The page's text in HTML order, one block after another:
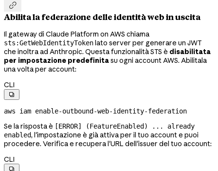

Abilita la federazione delle identità web in uscita
Il gateway di Claude Platform on AWS chiama
sts:GetWebIdentityToken lato server per generare un JWT
che inoltra ad Anthropic. Questa funzionalità STS è disabilitata
per impostazione predefinitasu ogni account AWS. Abilitala
una volta per account:
CLI

aws iam enable-outbound-web-identity-federation
Se la risposta è [ERROR] (FeatureEnabled) ... already
enabled, l'impostazione è già attiva per il tuo account e puoi
procedere. Verifica e recupera l'URL dell'issuer del tuo account:
CLI
